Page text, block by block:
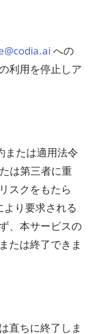
への
利用を停止しア
または適用法令
は第三者に重
スクをもたら
より要求される
、本サービスの
たは終了できま
直ちに終了しま